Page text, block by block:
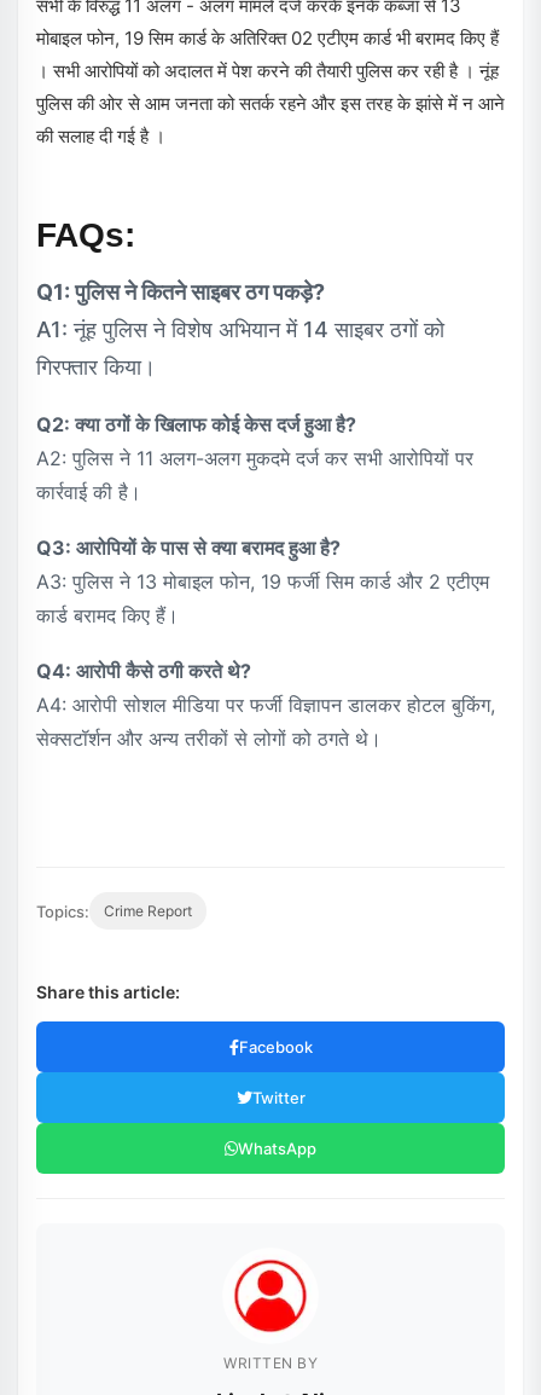
सभी के विरुद्ध 11 अलग - अलग मामले दर्ज करके इनके कब्जा से 13
मोबाइल फोन, 19 सिम कार्ड के अतिरिक्त 02 एटीएम कार्ड भी बरामद किए हैं
। सभी आरोपियों को अदालत में पेश करने की तैयारी पुलिस कर रही है । नूंह
पुलिस की ओर से आम जनता को सतर्क रहने और इस तरह के झांसे में न आने
की सलाह दी गई है ।
FAQs:
Q1: पुलिस ने कितने साइबर ठग पकड़े?
A1: नूंह पुलिस ने विशेष अभियान में 14 साइबर ठगों को
गिरफ्तार किया।
Q2: क्या ठगों के खिलाफ कोई केस दर्ज हुआ है?
A2: पुलिस ने 11 अलग-अलग मुकदमे दर्ज कर सभी आरोपियों पर
कार्रवाई की है।
Q3: आरोपियों के पास से क्या बरामद हुआ है?
A3: पुलिस ने 13 मोबाइल फोन, 19 फर्जी सिम कार्ड और 2 एटीएम
कार्ड बरामद किए हैं।
Q4: आरोपी कैसे ठगी करते थे?
A4: आरोपी सोशल मीडिया पर फर्जी विज्ञापन डालकर होटल बुकिंग,
सेक्सटॉर्शन और अन्य तरीकों से लोगों को ठगते थे।
Topics: Crime Report
Share this article:
Facebook
Twitter
WhatsApp
WRITTEN BY